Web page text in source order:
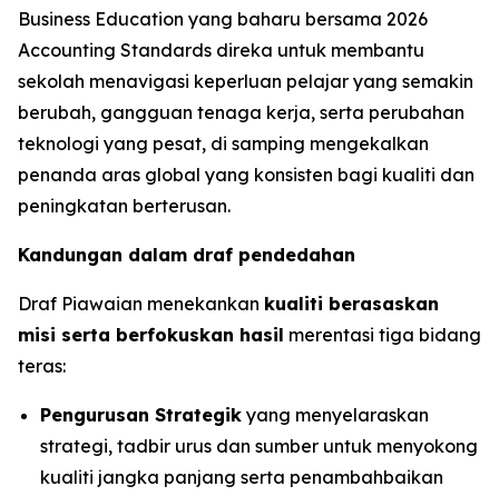
Business Education yang baharu bersama 2026
Accounting Standards direka untuk membantu
sekolah menavigasi keperluan pelajar yang semakin
berubah, gangguan tenaga kerja, serta perubahan
teknologi yang pesat, di samping mengekalkan
penanda aras global yang konsisten bagi kualiti dan
peningkatan berterusan.
Kandungan dalam draf pendedahan
Draf Piawaian menekankan kualiti berasaskan
misi serta berfokuskan hasil merentasi tiga bidang
teras:
Pengurusan Strategik yang menyelaraskan
strategi, tadbir urus dan sumber untuk menyokong
kualiti jangka panjang serta penambahbaikan